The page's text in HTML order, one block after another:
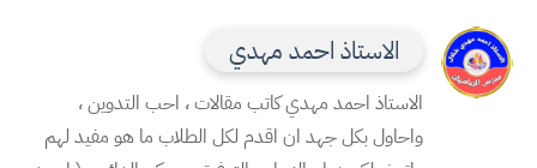
الاستاذ احمد مهدي
الاستاذ احمد مهدي كاتب مقالات ، احب التدوين ،
واحاول بكل جهد ان اقدم لكل الطلاب ما هو مفيد لهم